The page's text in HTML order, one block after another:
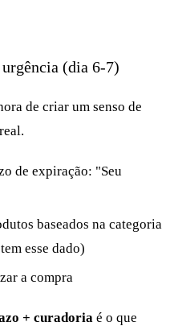
(dia 6-7)
de criar um senso de
de expiração: "Seu
baseados na categoria
esse dado)
a compra
+ curadoria é o que